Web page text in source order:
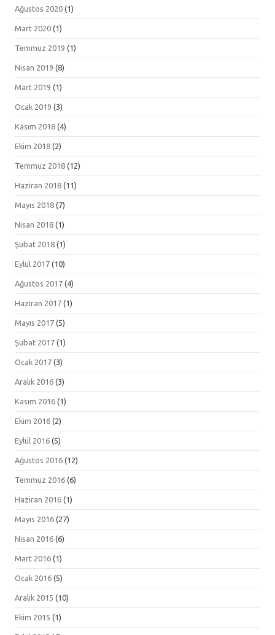
Ağustos 2020 (1)
Mart 2020 (1)
Temmuz 2019 (1)
Nisan 2019 (8)
Mart 2019 (1)
Ocak 2019 (3)
Kasım 2018 (4)
Ekim 2018 (2)
Temmuz 2018 (12)
Haziran 2018 (11)
Mayıs 2018 (7)
Nisan 2018 (1)
Şubat 2018 (1)
Eylül 2017 (10)
Ağustos 2017 (4)
Haziran 2017 (1)
Mayıs 2017 (5)
Şubat 2017 (1)
Ocak 2017 (3)
Aralık 2016 (3)
Kasım 2016 (1)
Ekim 2016 (2)
Eylül 2016 (5)
Ağustos 2016 (12)
Temmuz 2016 (6)
Haziran 2016 (1)
Mayıs 2016 (27)
Nisan 2016 (6)
Mart 2016 (1)
Ocak 2016 (5)
Aralık 2015 (10)
Ekim 2015 (1)